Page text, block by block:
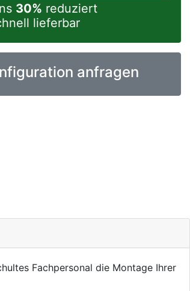
30% reduziert
lieferbar
anfragen
Fachpersonal die Montage Ihrer